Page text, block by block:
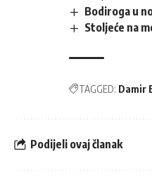
Bodiroga u
Stoljeće na
TAGGED: Damir
Podijeli ovaj članak